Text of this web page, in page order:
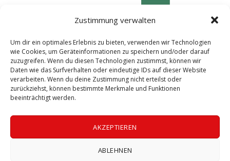
Zustimmung verwalten
Um dir ein optimales Erlebnis zu bieten, verwenden wir Technologien
wie Cookies, um Geräteinformationen zu speichern und/oder darauf
zuzugreifen. Wenn du diesen Technologien zustimmst, können wir
Daten wie das Surfverhalten oder eindeutige IDs auf dieser Website
verarbeiten. Wenn du deine Zustimmung nicht erteilst oder
zurückziehst, können bestimmte Merkmale und Funktionen
beeinträchtigt werden.
AKZEPTIEREN
ABLEHNEN
2026 LABOGEN by LABOklin Labor für klinische Diagnostik GmbH & Co.
Rights Reserved | Bild: Christine Masser | Die Aufnahme und